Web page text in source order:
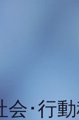
･行